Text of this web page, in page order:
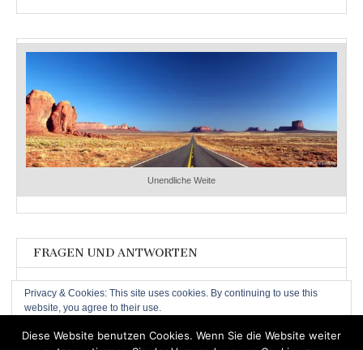
Unendliche Weite
FRAGEN UND ANTWORTEN
Fragen und Antworten
Privacy & Cookies: This site uses cookies. By continuing to use this
website, you agree to their use.
Richtlinie
Diese Website benutzen Cookies. Wenn Sie die Website weiter